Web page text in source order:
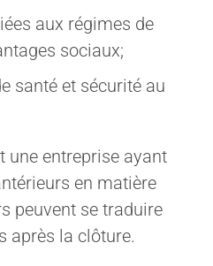
aux régimes de
sociaux;
santé et sécurité au
une entreprise ayant
en matière
peuvent se traduire
après la clôture.